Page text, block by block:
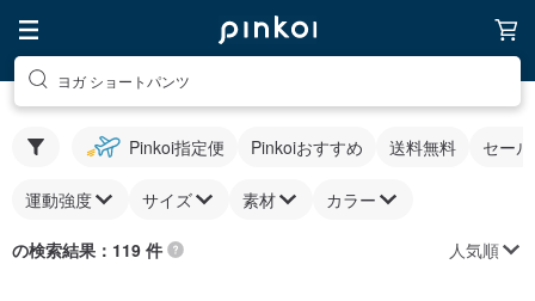
ヨガ ショートパンツ
Pinkoi指定便 Pinkoiおすすめ 送料無料 セー
運動強度 サイズ 素材 カラー
の検索結果：119 件 人気順